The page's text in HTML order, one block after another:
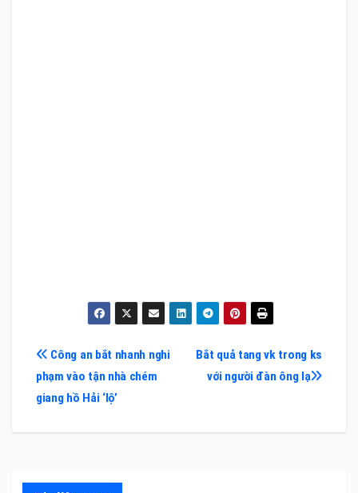
Điều
hướng
bài
Bắt quả tang vk trong ks
với người đàn ông lạ
Công an bắt nhanh nghi
phạm vào tận nhà chém
giang hồ Hải ‘lộ’